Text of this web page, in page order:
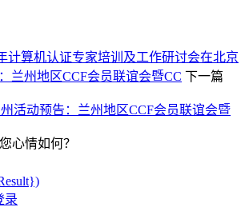
计算机认证专家培训及工作研讨会在北京
兰州地区CCF会员联谊会暨CC 下一篇
活动预告：兰州地区CCF会员联谊会暨
心情如何？
录